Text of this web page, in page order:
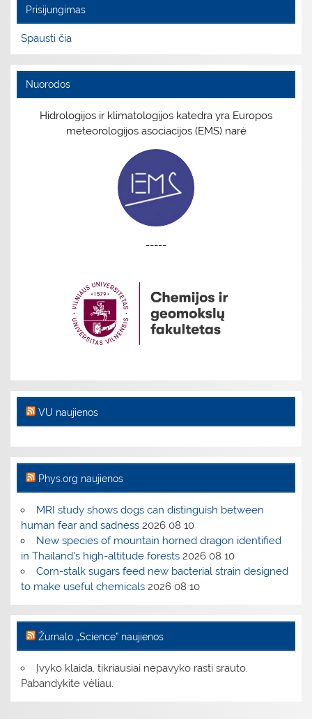
Prisijungimas
Spausti čia
Nuorodos
Hidrologijos ir klimatologijos katedra yra Europos
meteorologijos asociacijos (EMS) narė
-----
VU naujienos
Phys.org naujienos
MRI study shows dogs can distinguish between
human fear and sadness 2026 08 10
New species of mountain horned dragon identified
in Thailand's high-altitude forests 2026 08 10
Corn-stalk sugars feed new bacterial strain designed
to make useful chemicals 2026 08 10
Žurnalo „Science” naujienos
Įvyko klaida, tikriausiai nepavyko rasti srauto.
Pabandykite vėliau.